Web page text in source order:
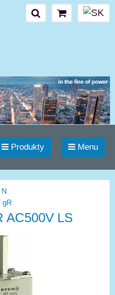
Produkty Menu
gR
AC500V LS